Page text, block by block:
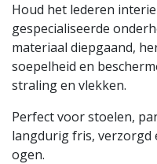
Houd het lederen
gespecialiseerde
materiaal diepgaand,
soepelheid en
straling en vlekken.
Perfect voor stoelen,
langdurig fris, verzorgd
ogen.